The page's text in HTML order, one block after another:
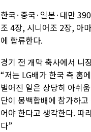
한국·중국·일본·대만
조 4장, 시니어조 2장, 아
에 합류한다.
경기 전 개막 축사에서 니
“저는 LG배가 한국 측 홈
벌어진 일은 상당히 아쉬
단이 몽백합배에 참가하
어야 한다고 생각한다. 따
다”